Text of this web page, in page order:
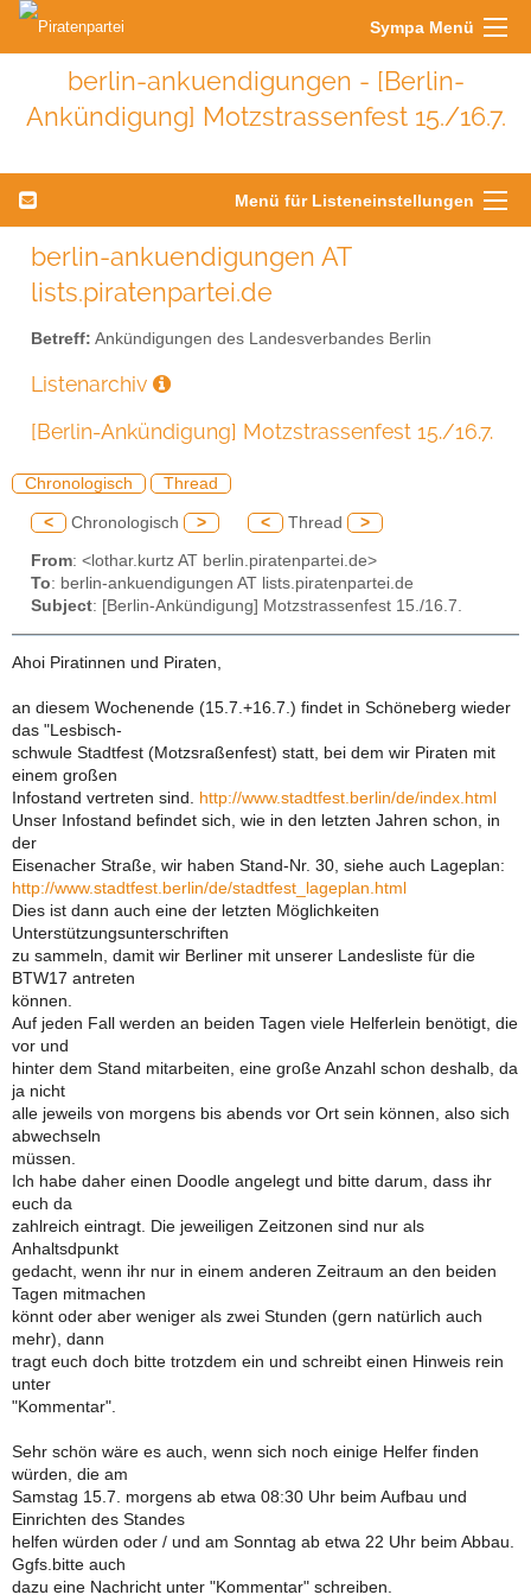
Sympa Menü
berlin-ankuendigungen - [Berlin-
Ankündigung] Motzstrassenfest 15./16.7.
Menü für Listeneinstellungen
berlin-ankuendigungen AT
lists.piratenpartei.de
Betreff: Ankündigungen des Landesverbandes Berlin
Listenarchiv
[Berlin-Ankündigung] Motzstrassenfest 15./16.7.
Chronologisch Thread
< Chronologisch > < Thread >
From: <lothar.kurtz AT berlin.piratenpartei.de>
To: berlin-ankuendigungen AT lists.piratenpartei.de
Subject: [Berlin-Ankündigung] Motzstrassenfest 15./16.7.
Ahoi Piratinnen und Piraten,
an diesem Wochenende (15.7.+16.7.) findet in Schöneberg wieder
das "Lesbisch-
schwule Stadtfest (Motzsraßenfest) statt, bei dem wir Piraten mit
einem großen
Infostand vertreten sind. http://www.stadtfest.berlin/de/index.html
Unser Infostand befindet sich, wie in den letzten Jahren schon, in
der
Eisenacher Straße, wir haben Stand-Nr. 30, siehe auch Lageplan:
http://www.stadtfest.berlin/de/stadtfest_lageplan.html
Dies ist dann auch eine der letzten Möglichkeiten
Unterstützungsunterschriften
zu sammeln, damit wir Berliner mit unserer Landesliste für die
BTW17 antreten
können.
Auf jeden Fall werden an beiden Tagen viele Helferlein benötigt, die
vor und
hinter dem Stand mitarbeiten, eine große Anzahl schon deshalb, da
ja nicht
alle jeweils von morgens bis abends vor Ort sein können, also sich
abwechseln
müssen.
Ich habe daher einen Doodle angelegt und bitte darum, dass ihr
euch da
zahlreich eintragt. Die jeweiligen Zeitzonen sind nur als
Anhaltsdpunkt
gedacht, wenn ihr nur in einem anderen Zeitraum an den beiden
Tagen mitmachen
könnt oder aber weniger als zwei Stunden (gern natürlich auch
mehr), dann
tragt euch doch bitte trotzdem ein und schreibt einen Hinweis rein
unter
"Kommentar".
Sehr schön wäre es auch, wenn sich noch einige Helfer finden
würden, die am
Samstag 15.7. morgens ab etwa 08:30 Uhr beim Aufbau und
Einrichten des Standes
helfen würden oder / und am Sonntag ab etwa 22 Uhr beim Abbau.
Ggfs.bitte auch
dazu eine Nachricht unter "Kommentar" schreiben.